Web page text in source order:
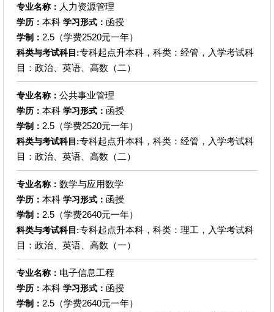
专业名称： 人力资源管理
学历： 本科 学习形式： 函授
学制： 2.5（学费2520元一年）
科类与考试科目:专科起点升本科，科类：经管，入学考试科
目：政治、英语、高数（二）
专业名称： 公共事业管理
学历： 本科 学习形式： 函授
学制： 2.5（学费2520元一年）
科类与考试科目:专科起点升本科，科类：经管，入学考试科
目：政治、英语、高数（二）
专业名称： 数学与应用数学
学历： 本科 学习形式： 函授
学制： 2.5（学费2640元一年）
科类与考试科目:专科起点升本科，科类：理工，入学考试科
目：政治、英语、高数（一）
专业名称： 电子信息工程
学历： 本科 学习形式： 函授
学制： 2.5（学费2640元一年）